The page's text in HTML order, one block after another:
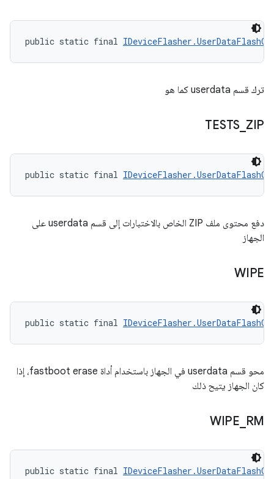
public static final
ترك قسم userdata كما هو
TESTS ZIP
public static final
دفع محتوى ملف ZIP الخاص بالاختبارات إلى قسم userdata على
الجهاز
WIPE
public static final
محو قسم userdata في الجهاز باستخدام أداة fastboot erase، إذا
كان الجهاز يتيح ذلك
WIPE RM
public static final